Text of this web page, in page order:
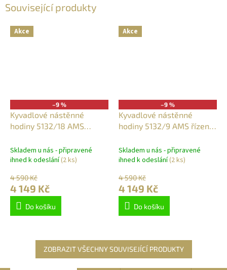
Související produkty
Akce
–9 %
Kyvadlové nástěnné
hodiny 5132/18 AMS
60cm
Skladem u nás - připravené
ihned k odeslání(2 ks)
4 590 Kč
4 149 Kč
Do košíku
Akce
–9 %
Kyvadlové nástěnné
hodiny 5132/9 AMS řízené
Skladem u nás - připravené
ihned k odeslání(2 ks)
4 590 Kč
4 149 Kč
Do košíku
ZOBRAZIT VŠECHNY SOUVISEJÍCÍ PRODUKTY